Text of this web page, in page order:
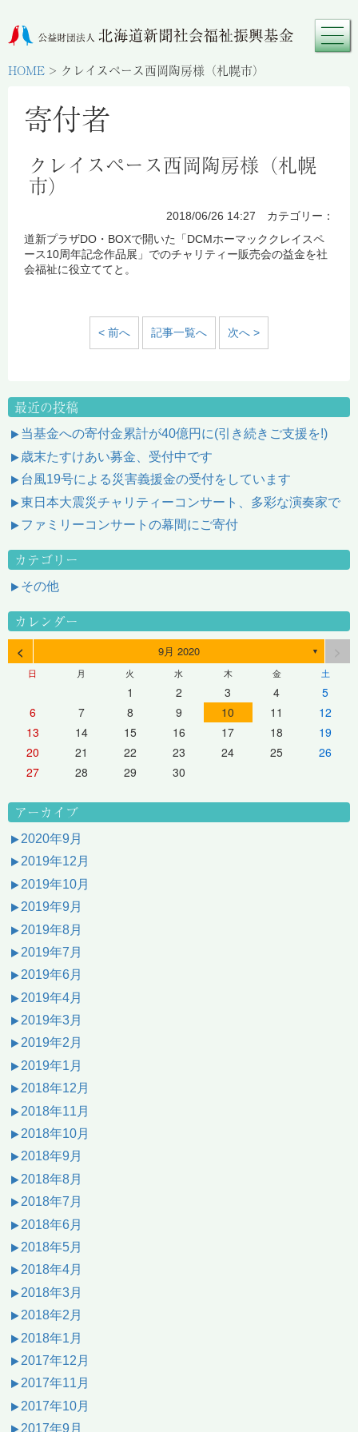
HOME > クレイスペース西岡陶房様（札幌市）
寄付者
クレイスペース西岡陶房様（札幌
市）
2018/06/26 14:27 カテゴリー：
道新プラザDO・BOXで開いた「DCMホーマッククレイスペ
ース10周年記念作品展」でのチャリティー販売会の益金を社
会福祉に役立ててと。
< 前へ 記事一覧へ 次へ >
最近の投稿
当基金への寄付金累計が40億円に(引き続きご支援を!)
歳末たすけあい募金、受付中です
台風19号による災害義援金の受付をしています
東日本大震災チャリティーコンサート、多彩な演奏家で
ファミリーコンサートの幕間にご寄付
カテゴリー
その他
カレンダー
< 9月 2020 ▼
日 月 火 水 木 金 土
1 2 3 4
5
6
7 8 9 10 11
12
13
14 15 16 17 18
19
20
21 22 23 24 25
26
27
28 29 30
アーカイブ
2020年9月
2019年12月
2019年10月
2019年9月
2019年8月
2019年7月
2019年6月
2019年4月
2019年3月
2019年2月
2019年1月
2018年12月
2018年11月
2018年10月
2018年9月
2018年8月
2018年7月
2018年6月
2018年5月
2018年4月
2018年3月
2018年2月
2018年1月
2017年12月
2017年11月
2017年10月
2017年9月